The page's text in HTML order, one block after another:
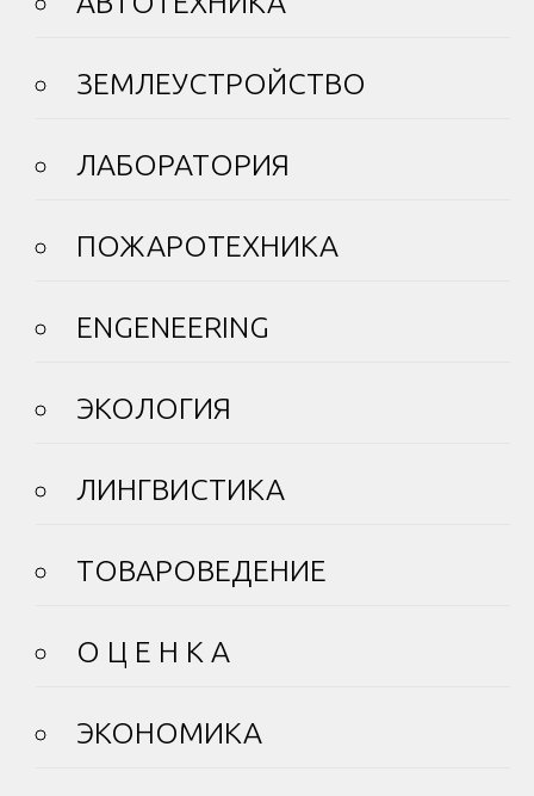
ЗЕМЛЕУСТРОЙСТВО
ЛАБОРАТОРИЯ
ПОЖАРОТЕХНИКА
ENGENEERING
ЭКОЛОГИЯ
ЛИНГВИСТИКА
ТОВАРОВЕДЕНИЕ
О Ц Е Н К А
ЭКОНОМИКА